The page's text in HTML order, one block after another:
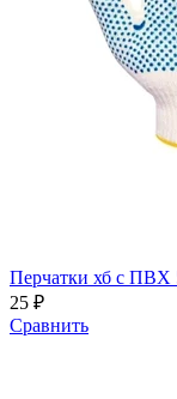
Перчатки хб с ПВХ
25 ₽
Сравнить